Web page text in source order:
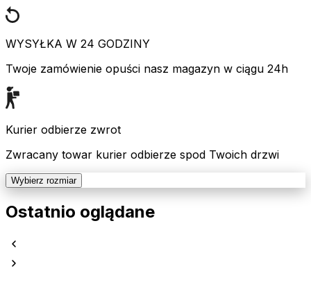
WYSYŁKA W 24 GODZINY
Twoje zamówienie opuści nasz magazyn w ciągu 24h
Kurier odbierze zwrot
Zwracany towar kurier odbierze spod Twoich drzwi
Wybierz rozmiar
Ostatnio oglądane